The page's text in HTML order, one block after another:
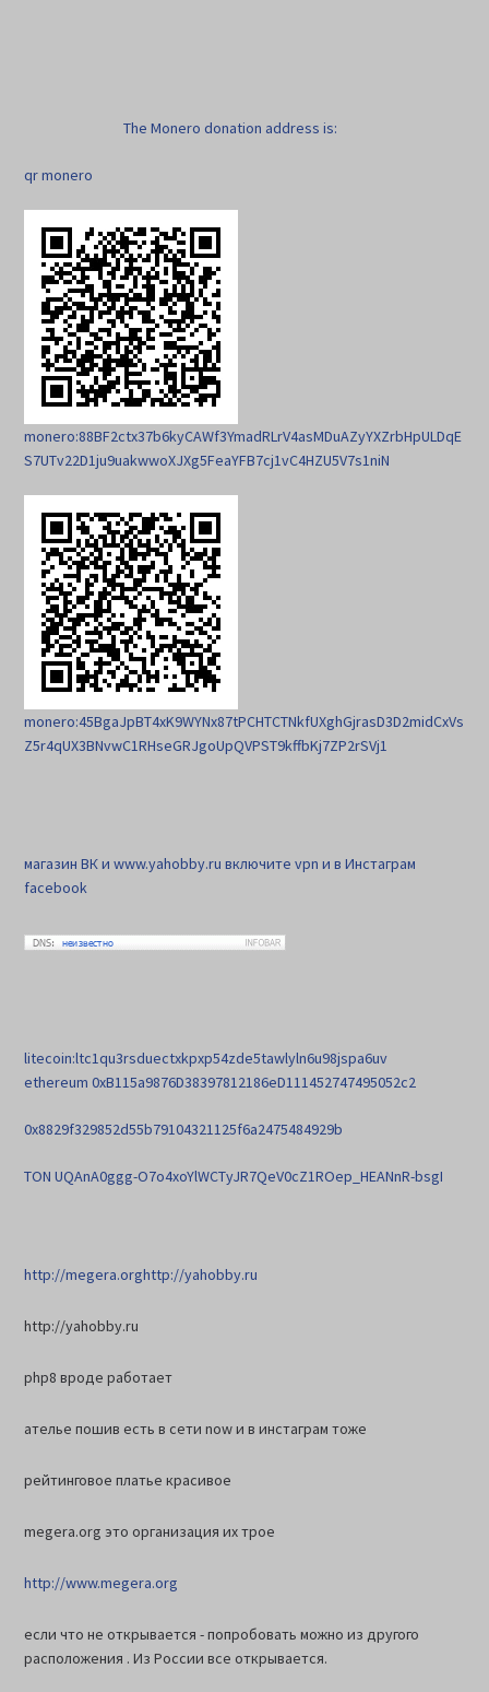
The Monero donation address is:
qr monero
monero:88BF2ctx37b6kyCAWf3YmadRLrV4asMDuAZyYXZrbHpULDqE
S7UTv22D1ju9uakwwoXJXg5FeaYFB7cj1vC4HZU5V7s1niN
monero:45BgaJpBT4xK9WYNx87tPCHTCTNkfUXghGjrasD3D2midCxVs
Z5r4qUX3BNvwC1RHseGRJgoUpQVPST9kffbKj7ZP2rSVj1
магазин ВК и www.yahobby.ru включите vpn и в Инстаграм
facebook
litecoin:ltc1qu3rsduectxkpxp54zde5tawlyln6u98jspa6uv
ethereum 0xB115a9876D38397812186eD111452747495052c2
0x8829f329852d55b79104321125f6a2475484929b
TON UQAnA0ggg-O7o4xoYlWCTyJR7QeV0cZ1ROep_HEANnR-bsgI
http://megera.orghttp://yahobby.ru
http://yahobby.ru
php8 вроде работает
ателье пошив есть в сети now и в инстаграм тоже
рейтинговое платье красивое
megera.org это организация их трое
http://www.megera.org
если что не открывается - попробовать можно из другого
расположения . Из России все открывается.